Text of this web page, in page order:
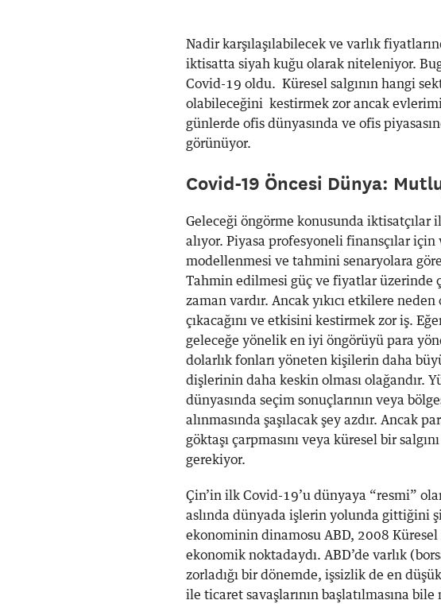
Nadir karşılaşılabilecek ve varlık
iktisatta siyah kuğu olarak niteleniyor.
Covid-19 oldu. Küresel salgının hangi
olabileceğini kestirmek zor ancak
günlerde ofis dünyasında ve ofis
görünüyor.
Covid-19 Öncesi Dünya:
Geleceği öngörme konusunda iktisatçılar
alıyor. Piyasa profesyoneli finansçılar için
modellenmesi ve tahmini senaryolara
Tahmin edilmesi güç ve fiyatlar üzerinde
zaman vardır. Ancak yıkıcı etkilere
çıkacağını ve etkisini kestirmek zor iş.
geleceğe yönelik en iyi öngörüyü para
dolarlık fonları yöneten kişilerin daha
dişlerinin daha keskin olması olağandır.
dünyasında seçim sonuçlarının veya
alınmasında şaşılacak şey azdır. Ancak
göktaşı çarpmasını veya küresel bir
gerekiyor.
Çin’in ilk Covid-19’u dünyaya “resmi”
aslında dünyada işlerin yolunda gittiğini
ekonominin dinamosu ABD, 2008 Küresel
ekonomik noktadaydı. ABD’de varlık
zorladığı bir dönemde, işsizlik de en
ile ticaret savaşlarının başlatılmasına